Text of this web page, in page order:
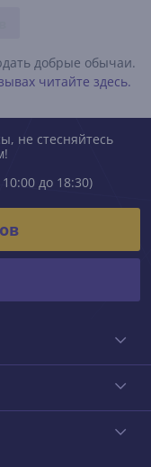
добрые обычаи.
читайте здесь.
не стесняйтесь
до 18:30)